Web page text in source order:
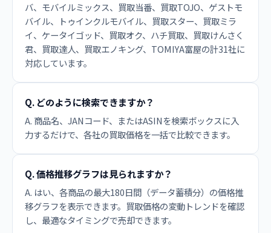
バ、モバイルミックス、買取当番、買取TOJO、ゲストモ
バイル、トゥインクルモバイル、買取スター、買取ミラ
イ、ケータイゴッド、買取オク、ハチ買取、買取けんさく
君、買取達人、買取エノキング、TOMIYA富屋の計31社に
対応しています。
Q. どのように検索できますか？
A. 商品名、JANコード、またはASINを検索ボックスに入
力するだけで、各社の買取価格を一括で比較できます。
Q. 価格推移グラフは見られますか？
A. はい、各商品の最大180日間（データ蓄積分）の価格推
移グラフを表示できます。買取価格の変動トレンドを確認
し、最適なタイミングで売却できます。